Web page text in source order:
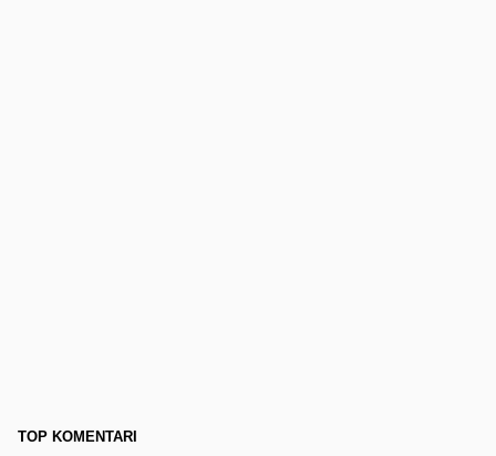
TOP KOMENTARI